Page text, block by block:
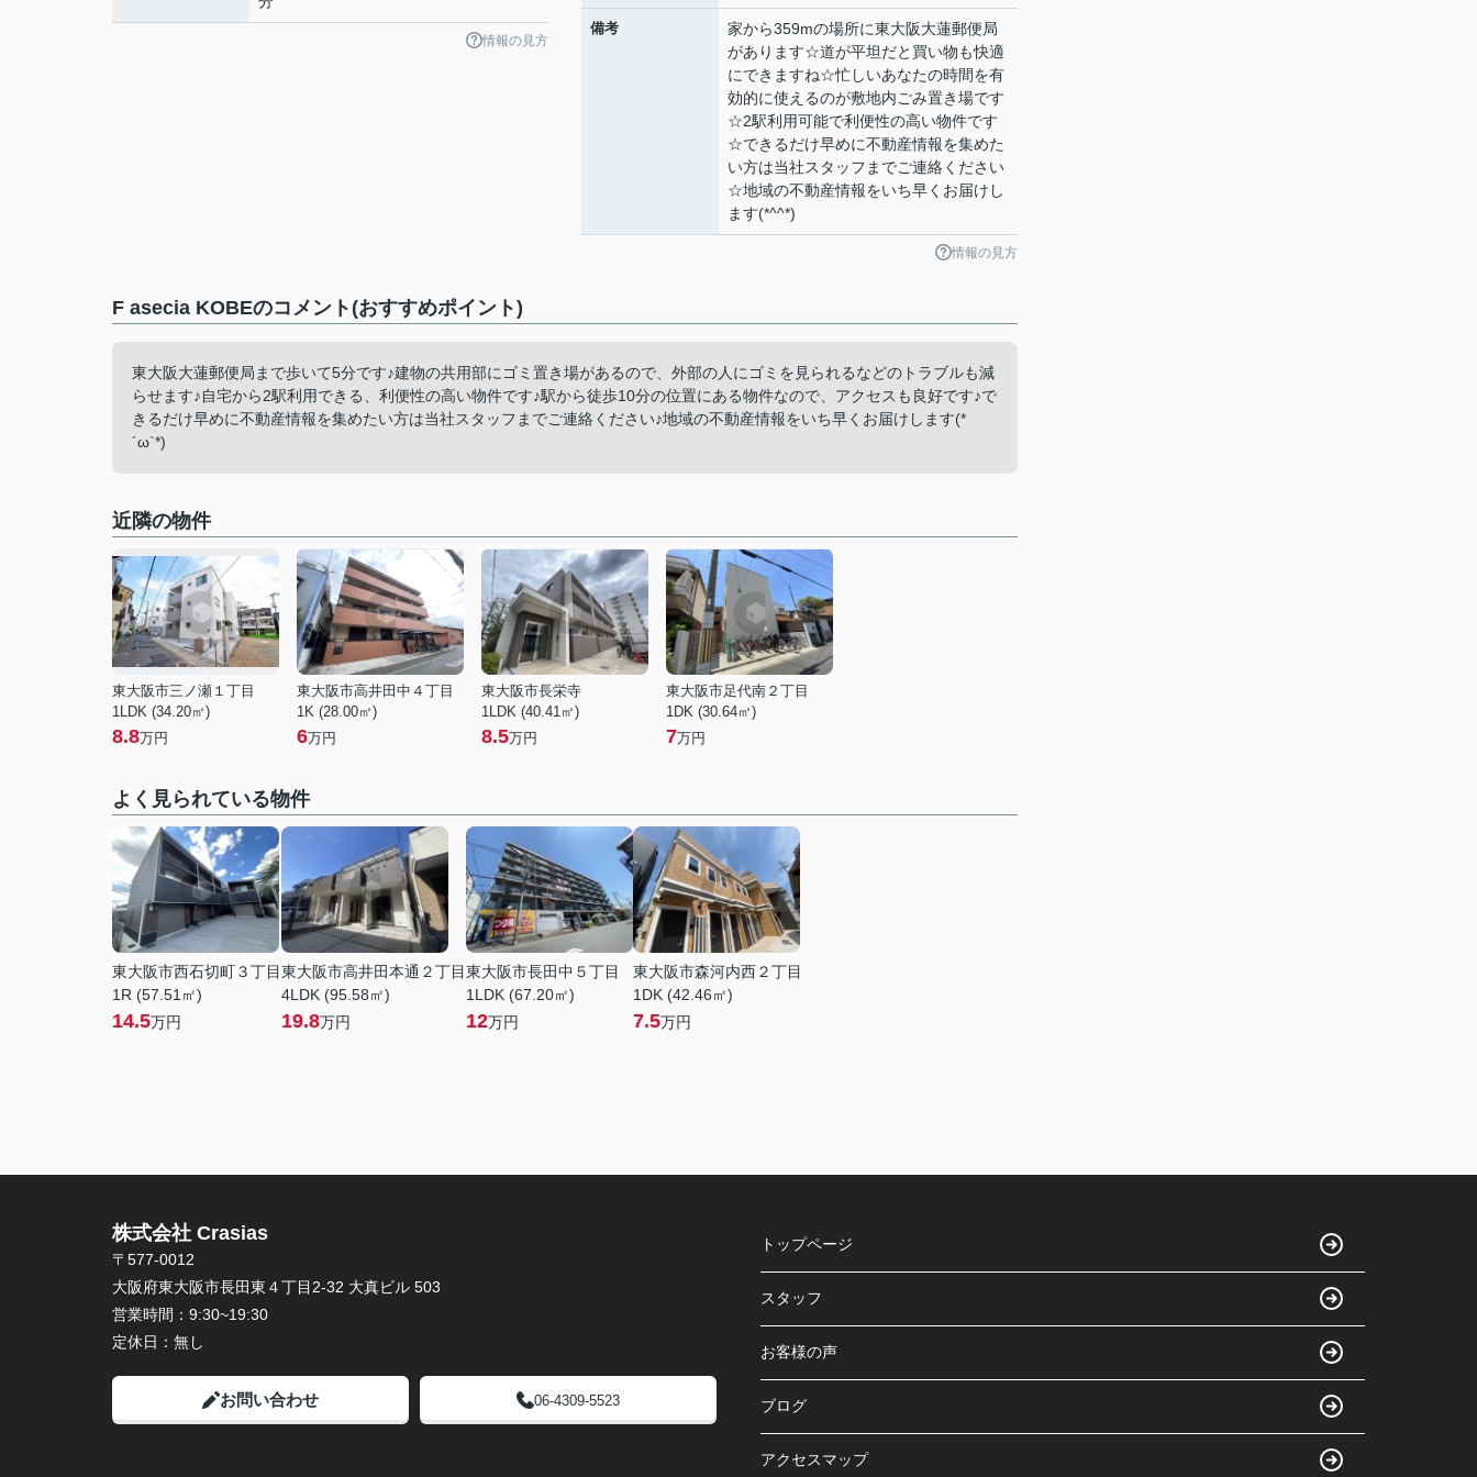
情報の見方
備考
家から359mの場所に東大阪大蓮郵便局
があります☆道が平坦だと買い物も快適
にできますね☆忙しいあなたの時間を有
効的に使えるのが敷地内ごみ置き場です
☆2駅利用可能で利便性の高い物件です
☆できるだけ早めに不動産情報を集めた
い方は当社スタッフまでご連絡ください
☆地域の不動産情報をいち早くお届けし
ます(*^^*)
情報の見方
F asecia KOBEのコメント(おすすめポイント)
東大阪大蓮郵便局まで歩いて5分です♪建物の共用部にゴミ置き場があるので、外部の人にゴミを見られるなどのトラブルも減
らせます♪自宅から2駅利用できる、利便性の高い物件です♪駅から徒歩10分の位置にある物件なので、アクセスも良好です♪で
きるだけ早めに不動産情報を集めたい方は当社スタッフまでご連絡ください♪地域の不動産情報をいち早くお届けします(*
´ω`*)
近隣の物件
東大阪市三ノ瀬１丁目
1LDK (34.20㎡)
8.8万円
東大阪市高井田中４丁目
1K (28.00㎡)
6万円
東大阪市長栄寺
1LDK (40.41㎡)
8.5万円
東大阪市足代南２丁目
1DK (30.64㎡)
7万円
よく見られている物件
東大阪市西石切町３丁目
1R (57.51㎡)
14.5万円
東大阪市高井田本通２丁目
4LDK (95.58㎡)
19.8万円
東大阪市長田中５丁目
1LDK (67.20㎡)
12万円
東大阪市森河内西２丁目
1DK (42.46㎡)
7.5万円
株式会社 Crasias
〒577-0012
大阪府東大阪市長田東４丁目2-32 大真ビル 503
営業時間： 9:30~19:30
定休日： 無し
お問い合わせ 06-4309-5523
トップページ
スタッフ
お客様の声
ブログ
アクセスマップ